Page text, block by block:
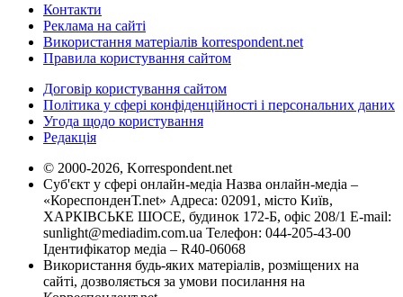
Контакти
Реклама на сайті
Використання матеріалів korrespondent.net
Правила користування сайтом
Договір користування сайтом
Політика у сфері конфіденційності і персональних даних
Угода щодо користування
Редакція
© 2000-2026, Korrespondent.net
Суб'єкт у сфері онлайн-медіа Назва онлайн-медіа –
«КореспонденТ.net» Адреса: 02091, місто Київ,
ХАРКІВСЬКЕ ШОСЕ, будинок 172-Б, офіс 208/1 E-mail:
sunlight@mediadim.com.ua Телефон: 044-205-43-00
Ідентифікатор медіа – R40-06068
Використання будь-яких матеріалів, розміщених на
сайті, дозволяється за умови посилання на